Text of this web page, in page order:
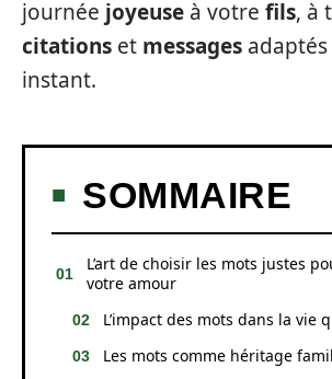
journée joyeuse à votre fils, à
citations et messages
instant.
SOMMAIRE
L’art de choisir les mots justes
votre amour
L’impact des mots dans la vie
Les mots comme héritage